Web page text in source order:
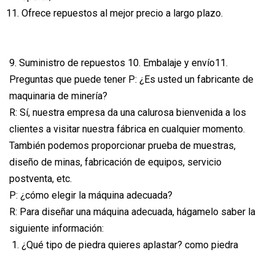
Ofrece repuestos al mejor precio a largo plazo.
9. Suministro de repuestos 10. Embalaje y envío11.
Preguntas que puede tener P: ¿Es usted un fabricante de
maquinaria de minería?
R: Sí, nuestra empresa da una calurosa bienvenida a los
clientes a visitar nuestra fábrica en cualquier momento.
También podemos proporcionar prueba de muestras,
diseño de minas, fabricación de equipos, servicio
postventa, etc.
P: ¿cómo elegir la máquina adecuada?
R: Para diseñar una máquina adecuada, hágamelo saber la
siguiente información:
¿Qué tipo de piedra quieres aplastar? como piedra